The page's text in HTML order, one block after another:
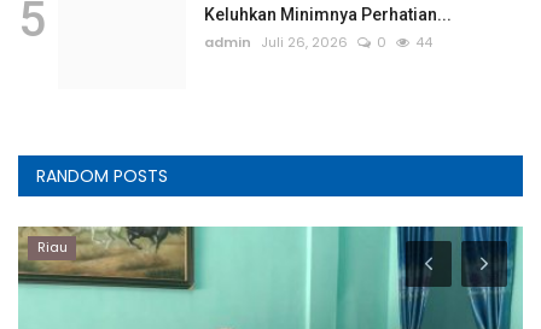
5
Keluhkan Minimnya Perhatian...
admin
Juli 26, 2026 0 44
RANDOM POSTS
Riau